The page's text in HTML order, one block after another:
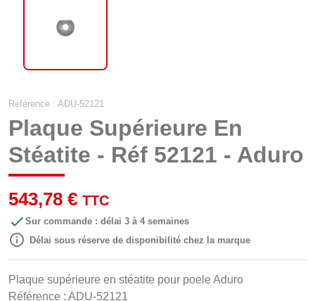
Référence : ADU-52121
Plaque Supérieure En
Stéatite - Réf 52121 - Aduro
543,78 € TTC
 Sur commande : délai 3 à 4 semaines
 Délai sous réserve de disponibilité chez la marque
Plaque supérieure en stéatite pour poele Aduro
Référence : ADU-52121